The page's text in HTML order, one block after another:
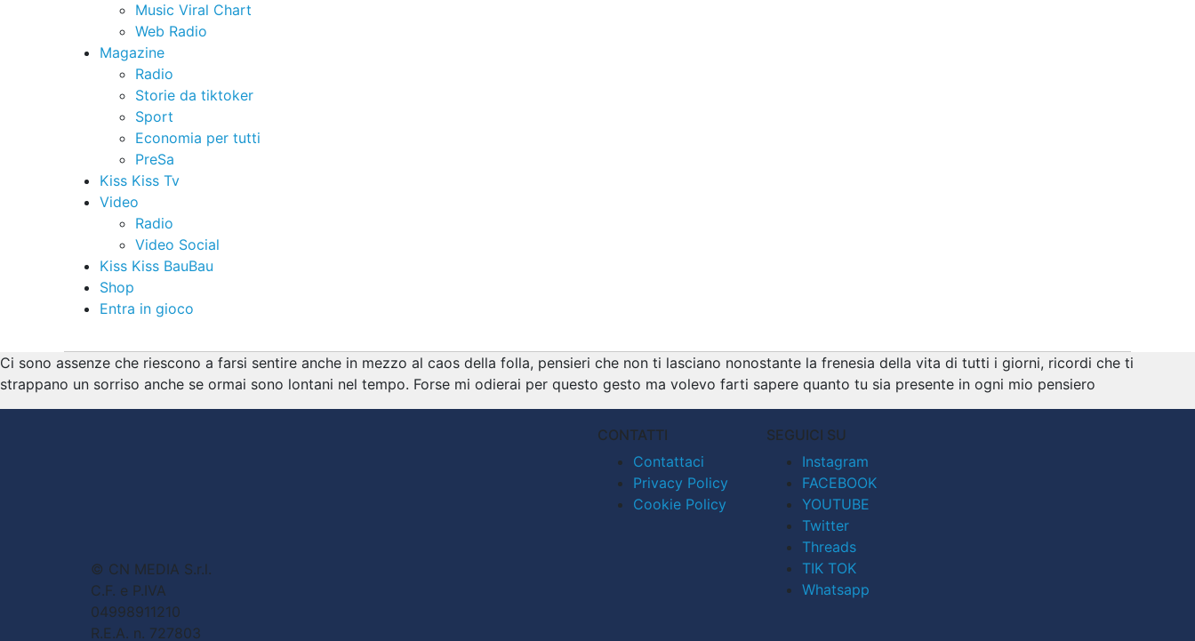
Music Viral Chart
Web Radio
Magazine
Radio
Storie da tiktoker
Sport
Economia per tutti
PreSa
Kiss Kiss Tv
Video
Radio
Video Social
Kiss Kiss BauBau
Shop
Entra in gioco
Ci sono assenze che riescono a farsi sentire anche in mezzo al caos della folla, pensieri che non ti lasciano nonostante la frenesia della vita di tutti i giorni, ricordi che ti
strappano un sorriso anche se ormai sono lontani nel tempo. Forse mi odierai per questo gesto ma volevo farti sapere quanto tu sia presente in ogni mio pensiero
© CN MEDIA S.r.l.
C.F. e P.IVA
04998911210
R.E.A. n. 727803
CONTATTI
Contattaci
Privacy Policy
Cookie Policy
SEGUICI SU
Instagram
FACEBOOK
YOUTUBE
Twitter
Threads
TIK TOK
Whatsapp